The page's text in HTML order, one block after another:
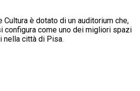
Cultura è dotato di un auditorium che,
configura come uno dei migliori spazi
città di Pisa.